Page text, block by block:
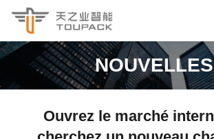
NOUVELLES
Ouvrez le marché